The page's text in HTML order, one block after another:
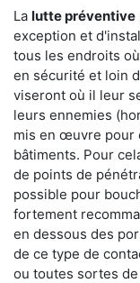
La lutte préventive
exception et
tous les endroits
en sécurité et loin
viseront où il leur
leurs ennemies
mis en œuvre pour
bâtiments. Pour
de points de
possible pour
fortement
en dessous des
de ce type de
ou toutes sortes